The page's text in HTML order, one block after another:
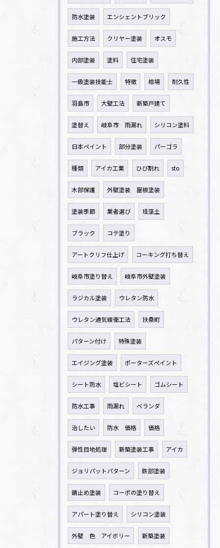
防水塗装 エンシェントブリック
施工方法 クリヤー塗装 オスモ
内部塗装 塗料 住宅塗装
一級塗装技能士 特徴 相場 耐久性
羽島市 大壁工法 新築戸建て
塗替え 岐阜市 雨漏れ シリコン塗料
日本ペイント 部分塗装 パーゴラ
種類 アイカ工業 ひび割れ sto
木部保護 外壁塗装 屋根塗装
塗装季節 業者選び 珪藻土
ブラック コテ塗り
アートクリフ仕上げ コーキング打ち替え
岐阜市塗り替え 岐阜市外壁塗装
ラジカル塗装 ウレタン防水
ウレタン通気緩衝工法 扶桑町
パターン付け 特殊塗装
エイジング塗装 ポーターズペイント
シート防水 塩ビシート ゴムシート
防水工事 雨漏れ ベランダ
治したい 防水 価格 価格
弾性目地処理 新築塗装工事 アイカ
ジョリパットパターン 鉄部塗装
錆止め塗装 コーポの塗り替え
アパート塗り替え シリコン塗装
外壁 色 アイボリー 新築塗装